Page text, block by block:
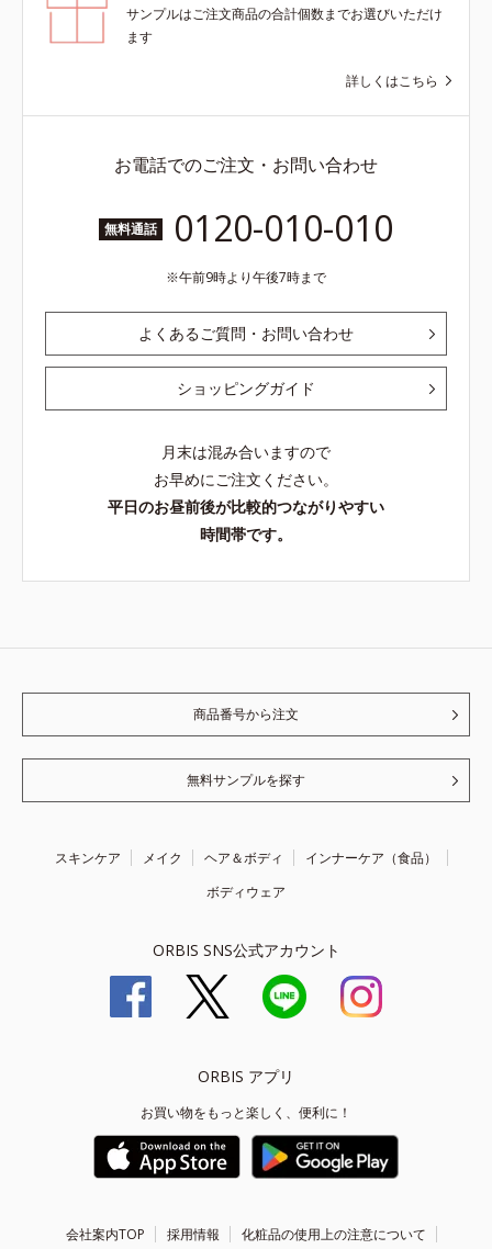
サンプルはご注文商品の合計個数までお選びいただけ
ます
詳しくはこちら
お電話でのご注文・お問い合わせ
無料通話 0120-010-010
午前9時より午後7時まで
よくあるご質問・お問い合わせ
ショッピングガイド
月末は混み合いますので
お早めにご注文ください。
平日のお昼前後が比較的つながりやすい
時間帯です。
商品番号から注文
無料サンプルを探す
スキンケア メイク ヘア＆ボディ
インナーケア（食品）
ボディウェア
ORBIS SNS公式アカウント
ORBIS アプリ
お買い物をもっと楽しく、便利に！
会社案内TOP 採用情報 化粧品の使用上の注意について